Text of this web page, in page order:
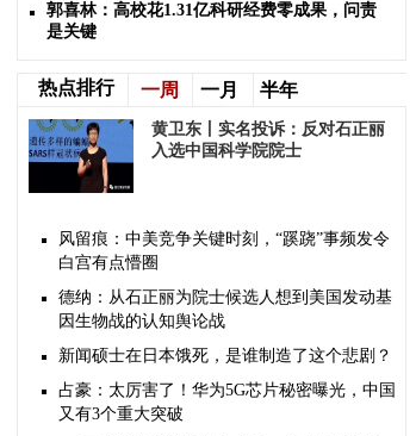
郭喜林：高校花1.31亿科研经费零成果，问责
是关键
热点排行 一周 一月 半年
黄卫东丨实名投诉：反对石正丽
入选中国科学院院士
风留痕：中美竞争关键时刻，“蹊跷”事频发令
白宫有点懵圈
德纳：从石正丽为院士候选人想到美国发动基
因生物战的认知舆论战
新闻硕士在日本饿死，是谁制造了这个悲剧？
占豪：太厉害了！华为5G芯片秘密曝光，中国
又有3个重大突破